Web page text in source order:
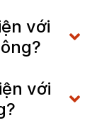
với
với